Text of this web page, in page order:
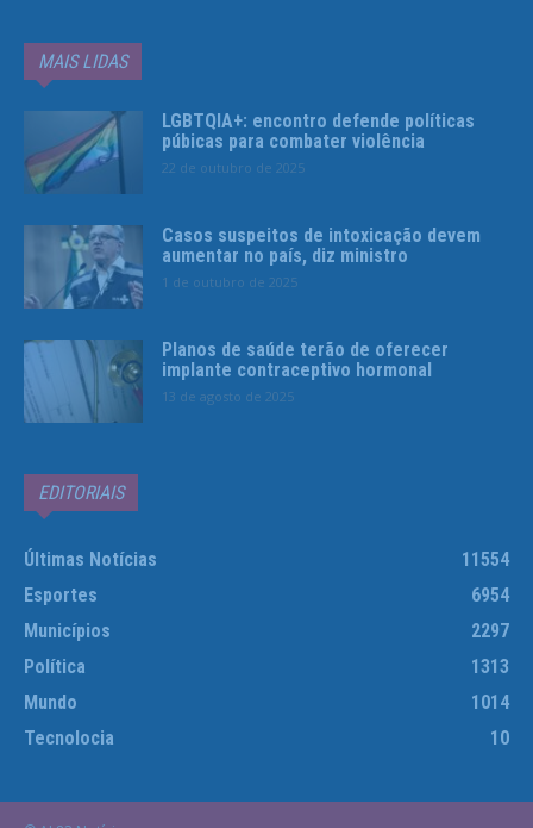
MAIS LIDAS
LGBTQIA+: encontro defende políticas
púbicas para combater violência
22 de outubro de 2025
Casos suspeitos de intoxicação devem
aumentar no país, diz ministro
1 de outubro de 2025
Planos de saúde terão de oferecer
implante contraceptivo hormonal
13 de agosto de 2025
EDITORIAIS
Últimas Notícias
11554
Esportes
6954
Municípios
2297
Política
1313
Mundo
1014
Tecnolocia
10